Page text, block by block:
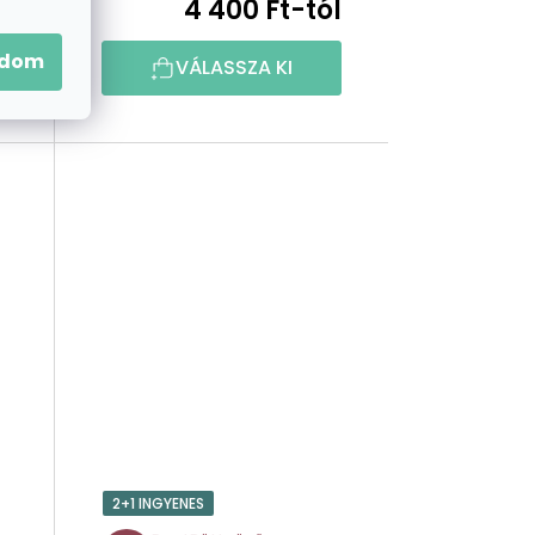
4 400 Ft-tól
VÁLASSZA KI
2+1 INGYENES